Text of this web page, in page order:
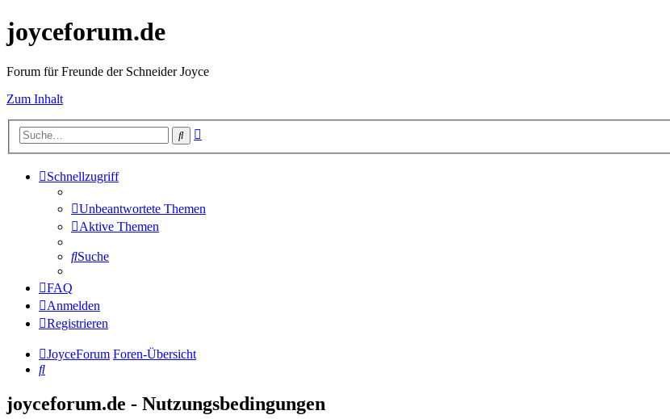
joyceforum.de
Forum für Freunde der Schneider Joyce
Zum Inhalt
Suche
Schnellzugriff
Unbeantwortete Themen
Aktive Themen
Suche
FAQ
Anmelden
Registrieren
JoyceForum Foren-Übersicht
Suche
joyceforum.de - Nutzungsbedingungen